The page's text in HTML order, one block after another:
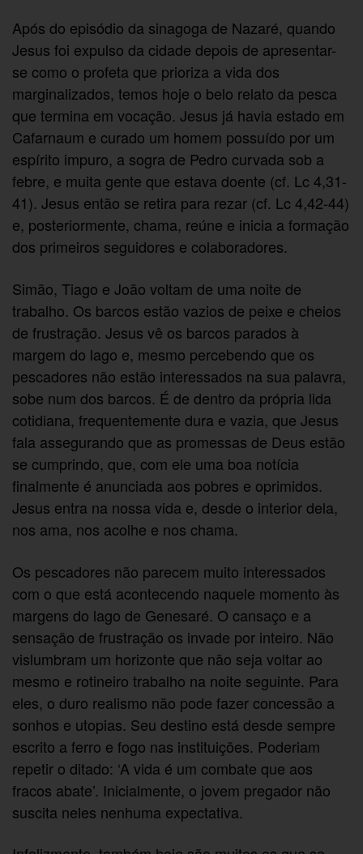
Após do episódio da sinagoga de Nazaré, quando
Jesus foi expulso da cidade depois de apresentar-
se como o profeta que prioriza a vida dos
marginalizados, temos hoje o belo relato da pesca
que termina em vocação. Jesus já havia estado em
Cafarnaum e curado um homem possuído por um
espírito impuro, a sogra de Pedro curvada sob a
febre, e muita gente que estava doente (cf. Lc 4,31-
41). Jesus então se retira para rezar (cf. Lc 4,42-44)
e, posteriormente, chama, reúne e inicia a formação
dos primeiros seguidores e colaboradores.
Simão, Tiago e João voltam de uma noite de
trabalho. Os barcos estão vazios de peixe e cheios
de frustração. Jesus vê os barcos parados à
margem do lago e, mesmo percebendo que os
pescadores não estão interessados na sua palavra,
sobe num dos barcos. É de dentro da própria lida
cotidiana, frequentemente dura e vazia, que Jesus
fala assegurando que as promessas de Deus estão
se cumprindo, que, com ele uma boa notícia
finalmente é anunciada aos pobres e oprimidos.
Jesus entra na nossa vida e, desde o interior dela,
nos ama, nos acolhe e nos chama.
Os pescadores não parecem muito interessados
com o que está acontecendo naquele momento às
margens do lago de Genesaré. O cansaço e a
sensação de frustração os invade por inteiro. Não
vislumbram um horizonte que não seja voltar ao
mesmo e rotineiro trabalho na noite seguinte. Para
eles, o duro realismo não pode fazer concessão a
sonhos e utopias. Seu destino está desde sempre
escrito a ferro e fogo nas instituições. Poderiam
repetir o ditado: ‘A vida é um combate que aos
fracos abate’. Inicialmente, o jovem pregador não
suscita neles nenhuma expectativa.